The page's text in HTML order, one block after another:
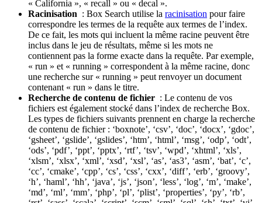
« California », « recall » ou « decal ».
Racinisation : Box Search utilise la racinisation pour faire
correspondre les termes de la requête aux termes de l’index.
De ce fait, les mots qui incluent la même racine peuvent être
inclus dans le jeu de résultats, même si les mots ne
contiennent pas la forme exacte dans la requête. Par exemple,
« run » et « running » correspondent à la même racine, donc
une recherche sur « running » peut renvoyer un document
contenant « run » dans le titre.
Recherche de contenu de fichier : Le contenu de vos
fichiers est également stocké dans l’index de recherche Box.
Les types de fichiers suivants prennent en charge la recherche
de contenu de fichier : ‘boxnote’, ‘csv’, ‘doc’, ‘docx’, ‘gdoc’,
‘gsheet’, ‘gslide’, ‘gslides’, ‘htm’, ‘html’, ‘msg’, ‘odp’, ‘odt’,
‘ods’, ‘pdf’, ‘ppt’, ‘pptx’, ‘rtf’, ‘tsv’, ‘wpd’, ‘xhtml’, ‘xls’,
‘xlsm’, ‘xlsx’, ‘xml’, ‘xsd’, ‘xsl’, ‘as’, ‘as3’, ‘asm’, ‘bat’, ‘c’,
‘cc’, ‘cmake’, ‘cpp’, ‘cs’, ‘css’, ‘cxx’, ‘diff’, ‘erb’, ‘groovy’,
‘h’, ‘haml’, ‘hh’, ‘java’, ‘js’, ‘json’, ‘less’, ‘log’, ‘m’, ‘make’,
‘md’, ‘ml’, ‘mm’, ‘php’, ‘pl’, ‘plist’, ‘properties’, ‘py’, ‘rb’,